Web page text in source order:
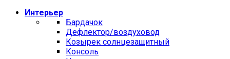
Интерьер
Бардачок
Дефлектор/воздуховод
Козырек солнцезащитный
Консоль